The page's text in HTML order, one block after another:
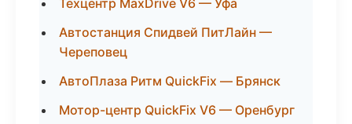
Техцентр MaxDrive V6 — Уфа
Автостанция Спидвей ПитЛайн —
Череповец
АвтоПлаза Ритм QuickFix — Брянск
Мотор-центр QuickFix V6 — Оренбург